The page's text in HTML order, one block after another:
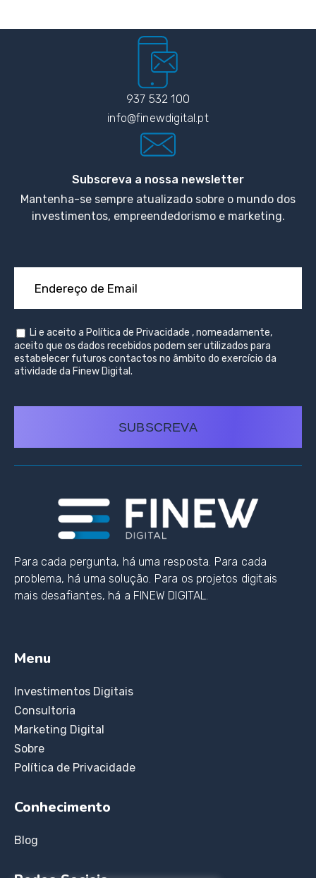
937 532 100
info@finewdigital.pt
Subscreva a nossa newsletter
Mantenha-se sempre atualizado sobre o mundo dos
investimentos, empreendedorismo e marketing.
Li e aceito a Política de Privacidade , nomeadamente,
aceito que os dados recebidos podem ser utilizados para
estabelecer futuros contactos no âmbito do exercício da
atividade da Finew Digital.
SUBSCREVA
Para cada pergunta, há uma resposta. Para cada
problema, há uma solução. Para os projetos digitais
mais desafiantes, há a FINEW DIGITAL.
Menu
Investimentos Digitais
Consultoria
Marketing Digital
Sobre
Política de Privacidade
Conhecimento
Blog